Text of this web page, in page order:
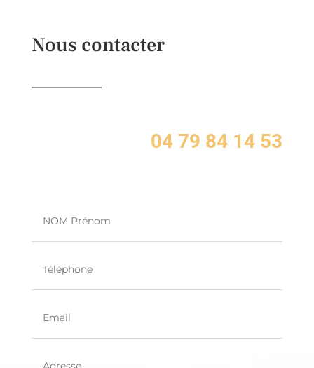
Nous contacter
04 79 84 14 53